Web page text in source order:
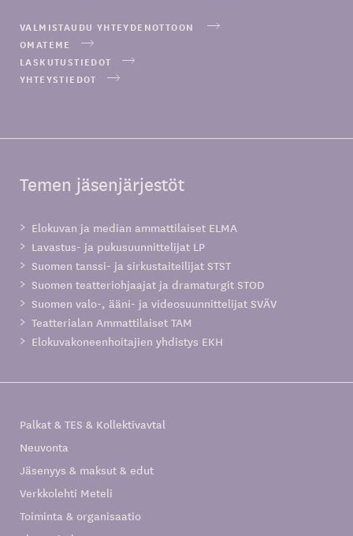
VALMISTAUDU YHTEYDENOTTOON
OMATEME
LASKUTUSTIEDOT
YHTEYSTIEDOT
Temen jäsenjärjestöt
Elokuvan ja median ammattilaiset ELMA
Lavastus- ja pukusuunnittelijat LP
Suomen tanssi- ja sirkustaiteilijat STST
Suomen teatteriohjaajat ja dramaturgit STOD
Suomen valo-, ääni- ja videosuunnittelijat SVÄV
Teatterialan Ammattilaiset TAM
Elokuvakoneenhoitajien yhdistys EKH
Palkat & TES & Kollektivavtal
Neuvonta
Jäsenyys & maksut & edut
Verkkolehti Meteli
Toiminta & organisaatio